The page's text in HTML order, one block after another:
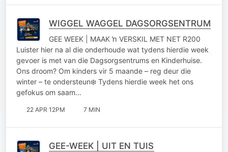
WIGGEL WAGGEL DAGSORGSENTRUM
GEE WEEK | MAAK ŉ VERSKIL MET NET R200
Luister hier na al die onderhoude wat tydens hierdie week
gevoer is met van die Dagsorgsentrums en Kinderhuise.
Ons droom? Om kinders vir 5 maande – reg deur die
winter – te ondersteun❄️ Tydens hierdie week het ons
gefokus om saam…
22 APR 12PM 7 MIN
GEE-WEEK | UIT EN TUIS